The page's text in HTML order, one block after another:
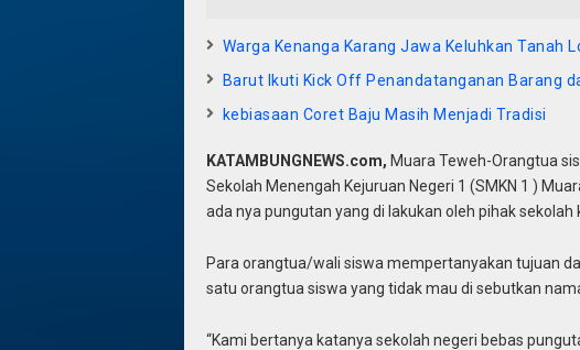
Warga Kenanga Karang Jawa Keluhkan Tanah
Barut Ikuti Kick Off Penandatanganan Barang
kebiasaan Coret Baju Masih Menjadi Tradisi
KATAMBUNGNEWS.com, Muara Teweh-Orangtua
Sekolah Menengah Kejuruan Negeri 1 (SMKN 1 )
ada nya pungutan yang di lakukan oleh pihak sekolah
Para orangtua/wali siswa mempertanyakan tujuan
satu orangtua siswa yang tidak mau di sebutkan
“Kami bertanya katanya sekolah negeri bebas